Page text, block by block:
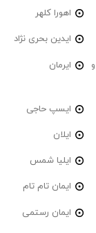
اهورا کلهر
ایدین بحری نژاد
ایرمان
ایسپ حاجی
ایلان
ایلیا شمس
ایمان تام تام
ایمان رستمی